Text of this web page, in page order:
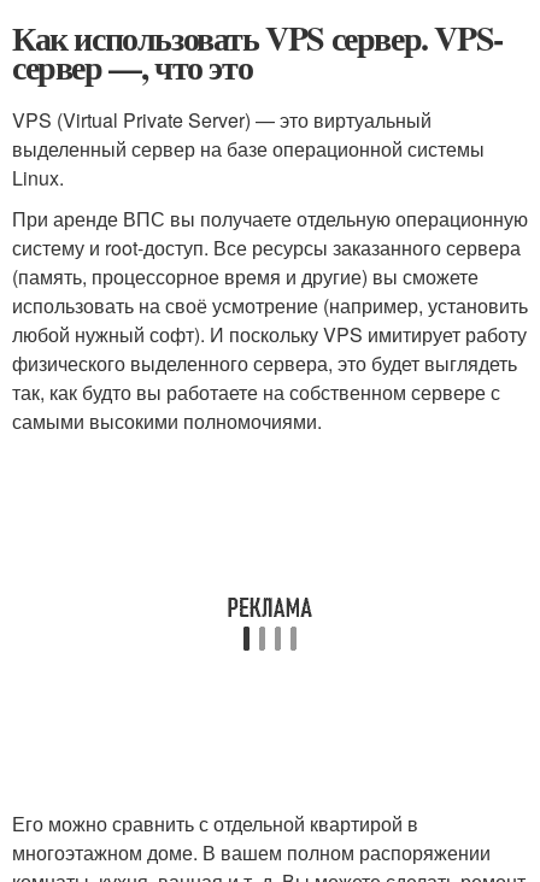
Как использовать VPS сервер. VPS-
сервер —, что это
VPS (Virtual Private Server) — это виртуальный
выделенный сервер на базе операционной системы
Linux.
При аренде ВПС вы получаете отдельную операционную
систему и root-доступ. Все ресурсы заказанного сервера
(память, процессорное время и другие) вы сможете
использовать на своё усмотрение (например, установить
любой нужный софт). И поскольку VPS имитирует работу
физического выделенного сервера, это будет выглядеть
так, как будто вы работаете на собственном сервере с
самыми высокими полномочиями.
Его можно сравнить с отдельной квартирой в
многоэтажном доме. В вашем полном распоряжении